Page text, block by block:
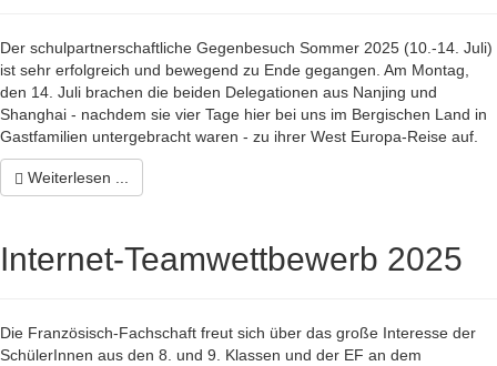
Der schulpartnerschaftliche Gegenbesuch Sommer 2025 (10.-14. Juli)
ist sehr erfolgreich und bewegend zu Ende gegangen. Am Montag,
den 14. Juli brachen die beiden Delegationen aus Nanjing und
Shanghai - nachdem sie vier Tage hier bei uns im Bergischen Land in
Gastfamilien untergebracht waren - zu ihrer West Europa-Reise auf.
Weiterlesen ...
Internet-Teamwettbewerb 2025
Die Französisch-Fachschaft freut sich über das große Interesse der
SchülerInnen aus den 8. und 9. Klassen und der EF an dem